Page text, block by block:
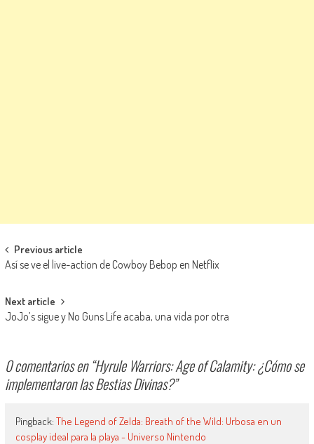
Navegación de entradas
Previous article
Así se ve el live-action de Cowboy Bebop en Netflix
Next article
JoJo’s sigue y No Guns Life acaba, una vida por otra
0 comentarios en “Hyrule Warriors: Age of Calamity: ¿Cómo se
implementaron las Bestias Divinas?”
Pingback: The Legend of Zelda: Breath of the Wild: Urbosa en un
cosplay ideal para la playa - Universo Nintendo